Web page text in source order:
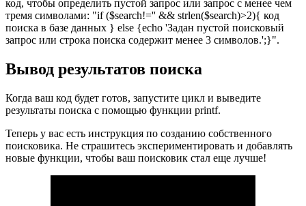
код, чтобы определить пустой запрос или запрос с менее чем
тремя символами: "if ($search!='' && strlen($search)>2){ код
поиска в базе данных } else {echo 'Задан пустой поисковый
запрос или строка поиска содержит менее 3 символов.';}".
Вывод результатов поиска
Когда ваш код будет готов, запустите цикл и выведите
результаты поиска с помощью функции printf.
Теперь у вас есть инструкция по созданию собственного
поисковика. Не страшитесь экспериментировать и добавлять
новые функции, чтобы ваш поисковик стал еще лучше!